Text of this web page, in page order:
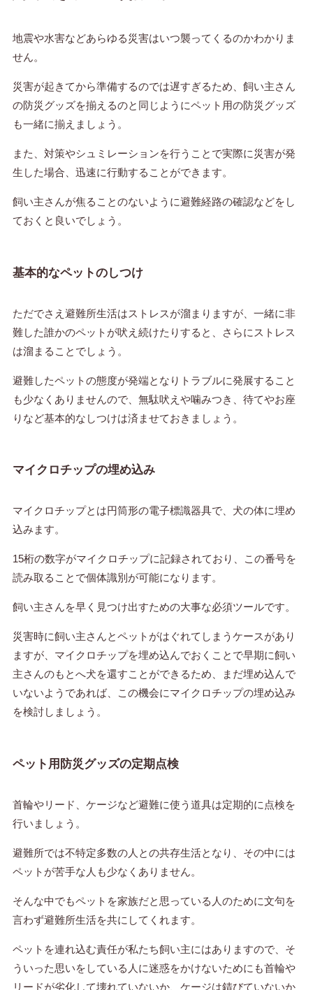
地震や水害などあらゆる災害はいつ襲ってくるのかわかりま
せん。
災害が起きてから準備するのでは遅すぎるため、飼い主さん
の防災グッズを揃えるのと同じようにペット用の防災グッズ
も一緒に揃えましょう。
また、対策やシュミレーションを行うことで実際に災害が発
生した場合、迅速に行動することができます。
飼い主さんが焦ることのないように避難経路の確認などをし
ておくと良いでしょう。
基本的なペットのしつけ
ただでさえ避難所生活はストレスが溜まりますが、一緒に非
難した誰かのペットが吠え続けたりすると、さらにストレス
は溜まることでしょう。
避難したペットの態度が発端となりトラブルに発展すること
も少なくありませんので、無駄吠えや噛みつき、待てやお座
りなど基本的なしつけは済ませておきましょう。
マイクロチップの埋め込み
マイクロチップとは円筒形の電子標識器具で、犬の体に埋め
込みます。
15桁の数字がマイクロチップに記録されており、この番号を
読み取ることで個体識別が可能になります。
飼い主さんを早く見つけ出すための大事な必須ツールです。
災害時に飼い主さんとペットがはぐれてしまうケースがあり
ますが、マイクロチップを埋め込んでおくことで早期に飼い
主さんのもとへ犬を還すことができるため、まだ埋め込んで
いないようであれば、この機会にマイクロチップの埋め込み
を検討しましょう。
ペット用防災グッズの定期点検
首輪やリード、ケージなど避難に使う道具は定期的に点検を
行いましょう。
避難所では不特定多数の人との共存生活となり、その中には
ペットが苦手な人も少なくありません。
そんな中でもペットを家族だと思っている人のために文句を
言わず避難所生活を共にしてくれます。
ペットを連れ込む責任が私たち飼い主にはありますので、そ
ういった思いをしている人に迷惑をかけないためにも首輪や
リードが劣化して壊れていないか、ケージは錆びていないか